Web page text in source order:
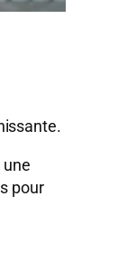
pour